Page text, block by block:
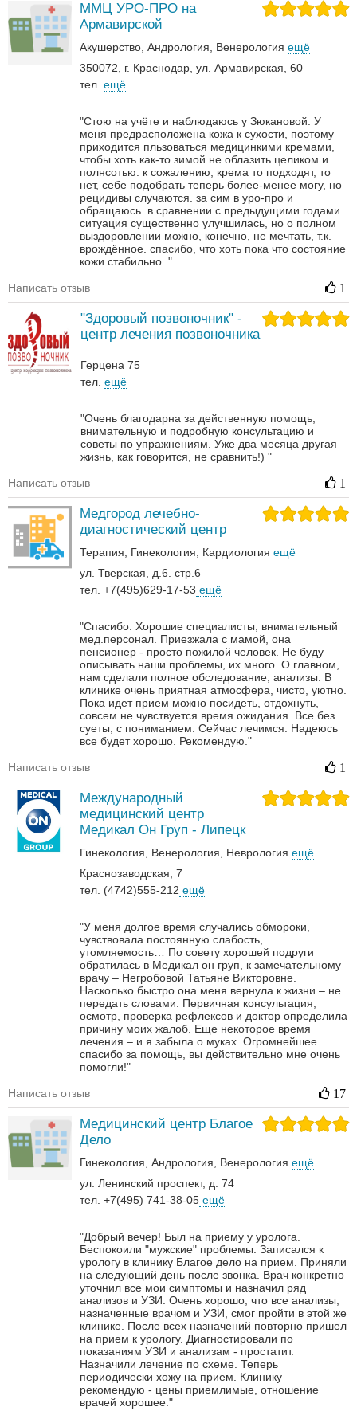
ММЦ УРО-ПРО на
Армавирской
Акушерство Андрология‎ Венерология‎ ещё
350072, г. Краснодар, ул. Армавирская, 60
тел. ещё
"Стою на учёте и наблюдаюсь у Зюкановой. У
меня предрасположена кожа к сухости, поэтому
приходится пльзоваться медицинкими кремами,
чтобы хоть как-то зимой не облазить целиком и
полнсотью. к сожалению, крема то подходят, то
нет, себе подобрать теперь более-менее могу, но
рецидивы случаются. за сим в уро-про и
обращаюсь. в сравнении с предыдущими годами
ситуация существенно улучшилась, но о полном
выздоровлении можно, конечно, не мечтать, т.к.
врождённое. спасибо, что хоть пока что состояние
кожи стабильно. "
Написать отзыв 1
"Здоровый позвоночник" -
центр лечения позвоночника
Герцена 75
тел.ещё
"Очень благодарна за действенную помощь,
внимательную и подробную консультацию и
советы по упражнениям. Уже два месяца другая
жизнь, как говорится, не сравнить!) "
Написать отзыв 1
Медгород лечебно-
диагностический центр
Терапия Гинекология Кардиология ещё
ул. Тверская, д.6. стр.6
тел. +7(495)629-17-53 ещё
"Спасибо. Хорошие специалисты, внимательный
мед.персонал. Приезжала с мамой, она
пенсионер - просто пожилой человек. Не буду
описывать наши проблемы, их много. О главном,
нам сделали полное обследование, анализы. В
клинике очень приятная атмосфера, чисто, уютно.
Пока идет прием можно посидеть, отдохнуть,
совсем не чувствуется время ожидания. Все без
суеты, с пониманием. Сейчас лечимся. Надеюсь
все будет хорошо. Рекомендую."
Написать отзыв 1
Международный
медицинский центр
Медикал Он Груп - Липецк
Гинекология Венерология‎ Неврология‎ ещё
Краснозаводская, 7
тел. (4742)555-212 ещё
"У меня долгое время случались обмороки,
чувствовала постоянную слабость,
утомляемость… По совету хорошей подруги
обратилась в Медикал он груп, к замечательному
врачу – Негробовой Татьяне Викторовне.
Насколько быстро она меня вернула к жизни – не
передать словами. Первичная консультация,
осмотр, проверка рефлексов и доктор определила
причину моих жалоб. Еще некоторое время
лечения – и я забыла о муках. Огромнейшее
спасибо за помощь, вы действительно мне очень
помогли!"
Написать отзыв 17
Медицинский центр Благое
Дело
Гинекология Андрология‎ Венерология‎ ещё
ул. Ленинский проспект, д. 74
тел. +7(495) 741-38-05 ещё
"Добрый вечер! Был на приему у уролога.
Беспокоили "мужские" проблемы. Записался к
урологу в клинику Благое дело на прием. Приняли
на следующий день после звонка. Врач конкретно
уточнил все мои симптомы и назначил ряд
анализов и УЗИ. Очень хорошо, что все анализы,
назначенные врачом и УЗИ, смог пройти в этой же
клинике. После всех назначений повторно пришел
на прием к урологу. Диагностировали по
показаниям УЗИ и анализам - простатит.
Назначили лечение по схеме. Теперь
периодически хожу на прием. Клинику
рекомендую - цены приемлимые, отношение
врачей хорошее."